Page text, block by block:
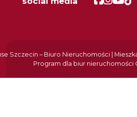
Szczecin – Biuro Nieruchomości |
Program dla biur nieruchomości